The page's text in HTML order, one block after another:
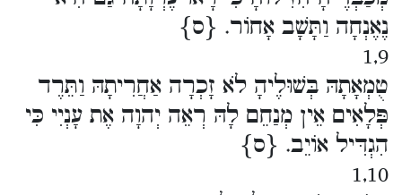
נֶאֶנְחָה וַתָּשָׁב אָחוֹר. {ס}
1,9
טֻמְאָתָהּ בְּשׁוּלֶיהָ לֹא זָכְרָה אַחֲרִיתָהּ וַתֵּרֶד
פְּלָאִים אֵין מְנַחֵם לָהּ רְאֵה יְהוָה אֶת עָנְיִי כִּי
הִגְדִּיל אוֹיֵב. {ס}
1,10